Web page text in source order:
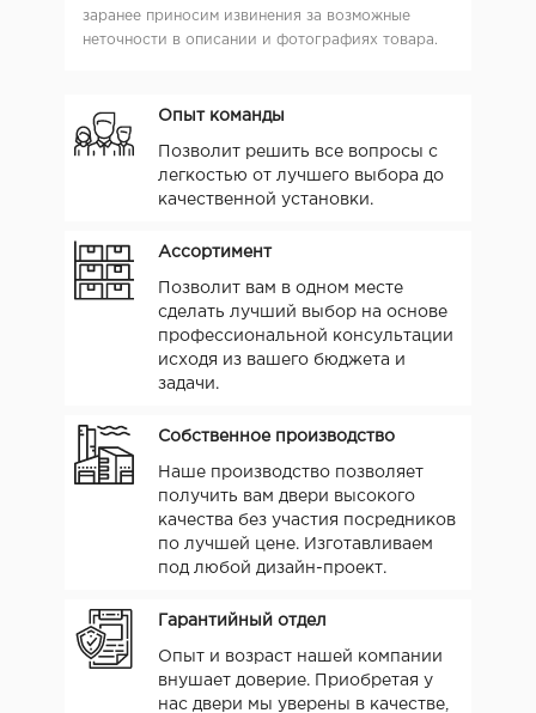
заранее приносим извинения за возможные
неточности в описании и фотографиях товара.
Опыт команды
Позволит решить все вопросы с
легкостью от лучшего выбора до
качественной установки.
Ассортимент
Позволит вам в одном месте
сделать лучший выбор на основе
профессиональной консультации
исходя из вашего бюджета и
задачи.
Собственное производство
Наше производство позволяет
получить вам двери высокого
качества без участия посредников
по лучшей цене. Изготавливаем
под любой дизайн-проект.
Гарантийный отдел
Опыт и возраст нашей компании
внушает доверие. Приобретая у
нас двери мы уверены в качестве,